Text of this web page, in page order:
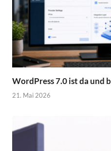
WordPress 7.0 ist da und
21. Mai 2026